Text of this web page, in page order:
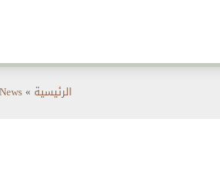
أنت
هنا
الرئيسية »
News